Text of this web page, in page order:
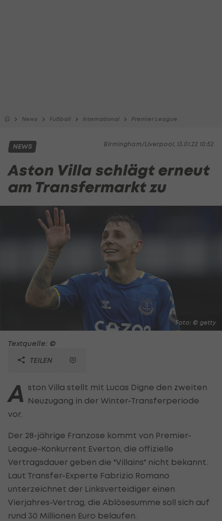
News Fußball International Premier League
Birmingham/Liverpool, 13.01.22 10:52
NEWS
Aston Villa schlägt erneut
am Transfermarkt zu
Foto: © getty
Textquelle: ©
TEILEN
A ston Villa stellt mit Lucas Digne den zweiten
Neuzugang in der Winter-Transferperiode
vor.
Der 28-jährige Franzose kommt von Premier-
League-Konkurrent Everton, die offizielle
Vertragsdauer geben die "Villains" nicht bekannt.
Laut Transfer-Experte Fabrizio Romano
unterzeichnet der Linksverteidiger einen
Vierjahres-Vertrag, die Ablösesumme soll sich auf
rund 30 Millionen Euro belaufen.